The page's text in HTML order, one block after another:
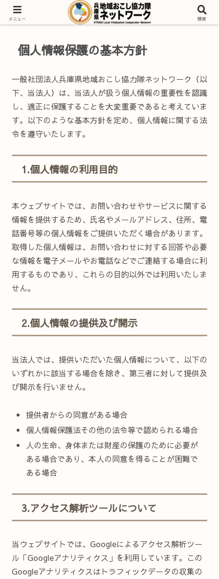
地域とつながり、地域おこし協力隊の活動をささえる。
個人情報保護の基本方針
一般社団法人兵庫県地域おこし協力隊ネットワーク（以
下、当法人）は、当法人が扱う個人情報の重要性を認識
し、適正に保護することを大変重要であると考えていま
す。以下のような基本方針を定め、個人情報に関する法
令を遵守いたします。
1.個人情報の利用目的
本ウェブサイトでは、お問い合わせやサービスに関する
情報を提供するため、氏名やメールアドレス、住所、電
話番号等の個人情報をご提供いただく場合があります。
取得した個人情報は、お問い合わせに対する回答や必要
な情報を電子メールやお電話などでご連絡する場合に利
用するものであり、これらの目的以外では利用いたしま
せん。
2.個人情報の提供及び開示
当法人では、提供いただいた個人情報について、以下の
いずれかに該当する場合を除き、第三者に対して提供及
び開示を行いません。
提供者からの同意がある場合
個人情報保護法その他の法令等で認められる場合
人の生命、身体または財産の保護のために必要が
ある場合であり、本人の同意を得ることが困難で
ある場合
3.アクセス解析ツールについて
当ウェブサイトでは、Googleによるアクセス解析ツー
ル「Googleアナリティクス」を利用しています。この
Googleアナリティクスはトラフィックデータの収集の
メニュー 検索